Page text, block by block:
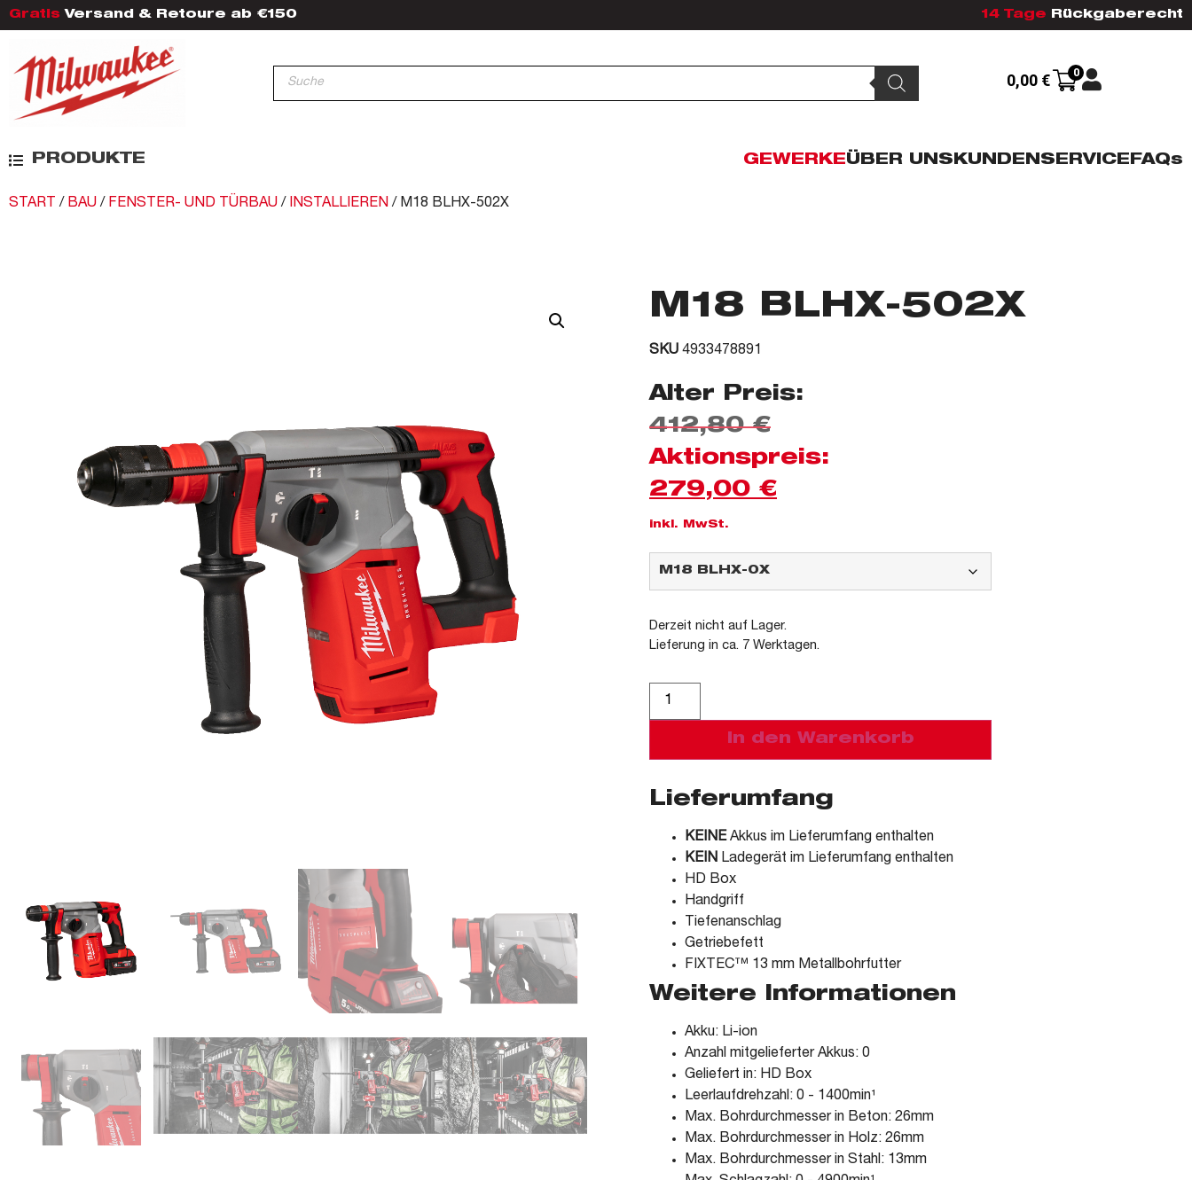
Gratis Versand & Retoure ab €150 14 Tage Rückgaberecht
0,00 € 0
PRODUKTE GEWERKEÜBER UNSKUNDENSERVICEFAQs
START / BAU / FENSTER- UND TÜRBAU / INSTALLIEREN / M18 BLHX-502X
M18 BLHX-502X
SKU 4933478891
Alter Preis:
412,80€
Aktionspreis:
279,00 €
inkl. MwSt.
Derzeit nicht auf Lager.
Lieferung in ca. 7 Werktagen.
In den Warenkorb
Lieferumfang
KEINEAkkus im Lieferumfang enthalten
KEIN Ladegerät im Lieferumfang enthalten
HD Box
Handgriff
Tiefenanschlag
Getriebefett
FIXTEC™ 13 mm Metallbohrfutter
Weitere Informationen
Akku: Li-ion
Anzahl mitgelieferter Akkus: 0
Geliefert in: HD Box
Leerlaufdrehzahl: 0 - 1400min¹
Max. Bohrdurchmesser in Beton: 26mm
Max. Bohrdurchmesser in Holz: 26mm
Max. Bohrdurchmesser in Stahl: 13mm